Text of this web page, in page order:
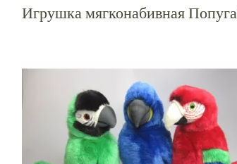
Игрушка мягконабивная